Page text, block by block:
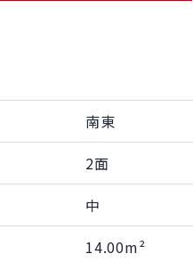
南東
2面
中
14.00m²